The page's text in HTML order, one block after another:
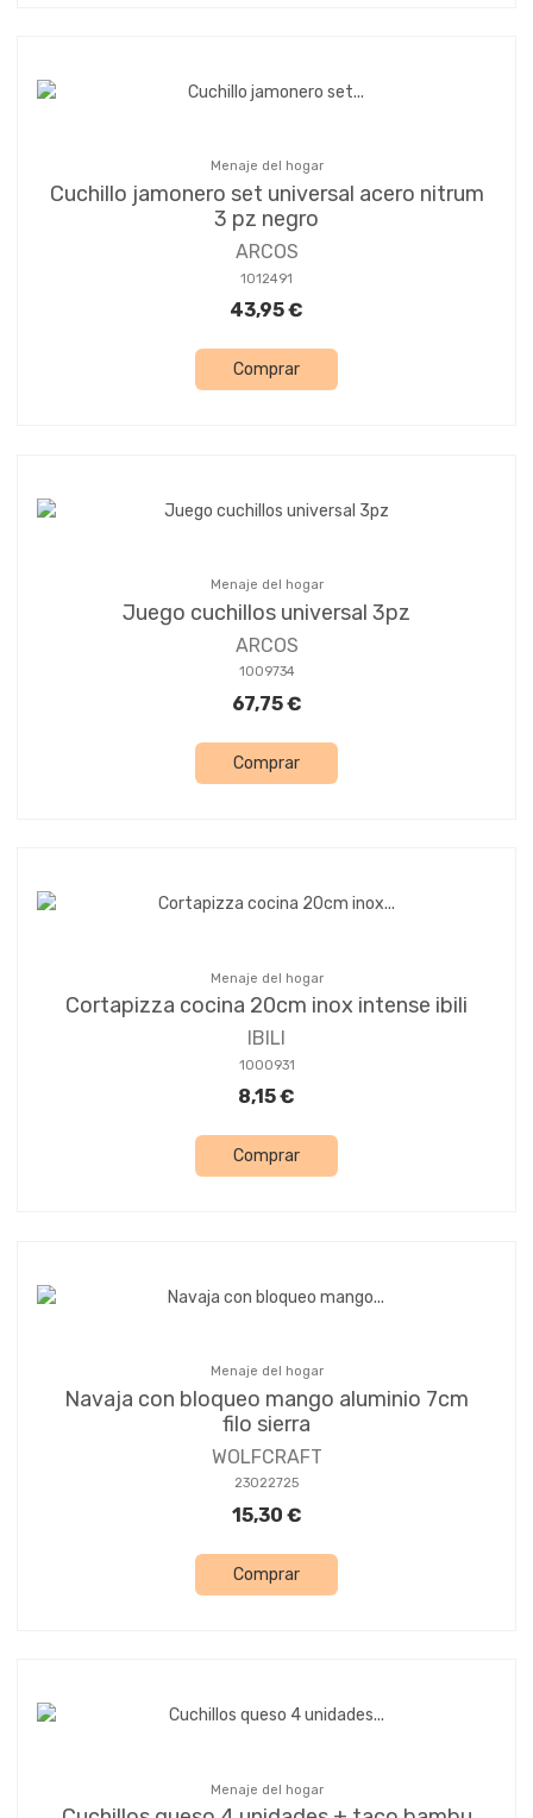
Menaje del hogar
Cuchillo jamonero set universal acero nitrum
3 pz negro
ARCOS
1012491
43,95 €
Comprar
Menaje del hogar
Juego cuchillos universal 3pz
ARCOS
1009734
67,75 €
Comprar
Menaje del hogar
Cortapizza cocina 20cm inox intense ibili
IBILI
1000931
8,15 €
Comprar
Menaje del hogar
Navaja con bloqueo mango aluminio 7cm
filo sierra
WOLFCRAFT
23022725
15,30 €
Comprar
Menaje del hogar